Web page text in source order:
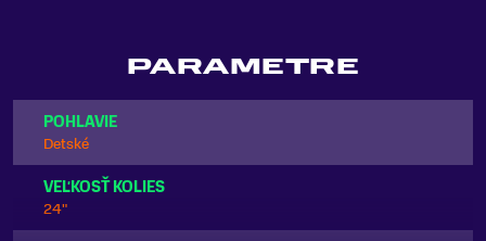
PARAMETRE
POHLAVIE
Detské
VEĽKOSŤ KOLIES
24"